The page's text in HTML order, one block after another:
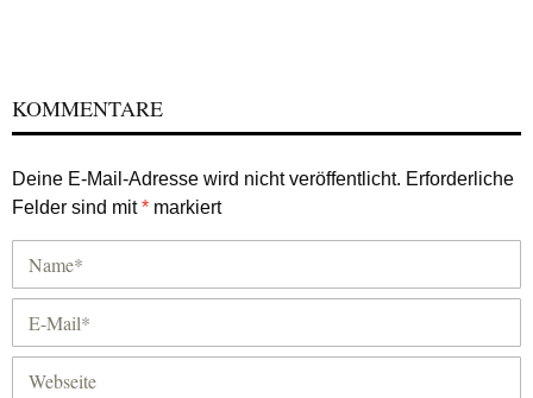
KOMMENTARE
Deine E-Mail-Adresse wird nicht veröffentlicht. Erforderliche
Felder sind mit* markiert